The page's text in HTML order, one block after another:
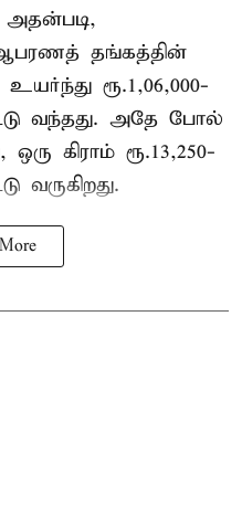
அதன்படி,
தங்கத்தின்
ரூ.1,06,000-
வந்தது. அதே போல்
ஒரு கிராம் ரூ.13,250-
வருகிறது.